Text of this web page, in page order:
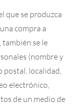
que se produzca
compra a
también se le
(nombre y
postal, localidad,
electrónico,
de un medio de